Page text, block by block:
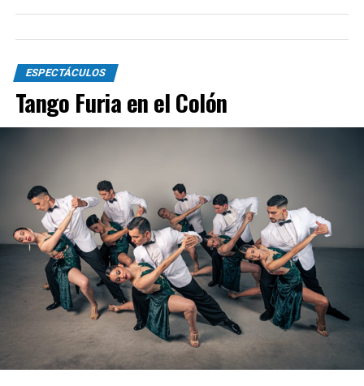
ESPECTÁCULOS
Tango Furia en el Colón